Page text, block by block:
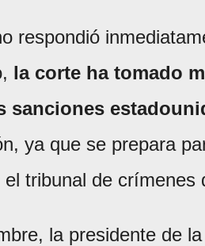
respondió
la corte ha tomado
sanciones
ya que se prepara
el tribunal de
la presidente de